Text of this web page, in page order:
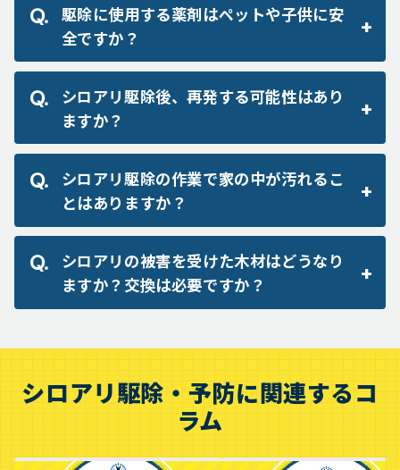
駆除に使用する薬剤はペットや子供に安
全ですか？
シロアリ駆除後、再発する可能性はあり
ますか？
シロアリ駆除の作業で家の中が汚れるこ
とはありますか？
シロアリの被害を受けた木材はどうなり
ますか？交換は必要ですか？
シロアリ駆除・予防に関連するコ
ラム